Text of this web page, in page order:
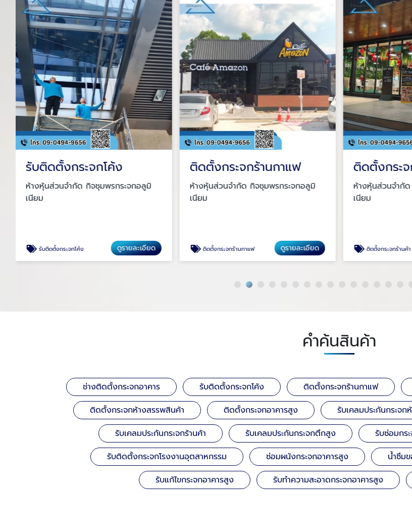
รับติดตั้งกระจกโค้ง
ห้างหุ้นส่วนจำกัด กิจชุมพรกระจกอลูมิ
เนียม
รับติดตั้งกระจกโค้ง ดูรายละเอียด
ติดตั้งกระจกร้านกาแฟ
ห้างหุ้นส่วนจำกัด กิจชุมพรกระจกอลูมิ
เนียม
ติดตั้งกระจกร้านกาแฟ ดูรายละเอียด
ติดตั้งกระจ
ห้างหุ้นส่วนจำกั
เนียม
ติดตั้งกระจกร้านค้า
คำค้นสินค้า
ช่างติดตั้งกระจกอาคาร รับติดตั้งกระจกโค้ง ติดตั้งกระจกร้านกาแฟ
ติดตั้งกระจกห้างสรรพสินค้า
ติดตั้งกระจกอาคารสูง รับเคลมประกันกระจก
รับเคลมประกันกระจกร้านค้า
รับเคลมประกันกระจกตึกสูง รับซ่อมกร
รับติดตั้งกระจกโรงงานอุตสาหกรรม
ซ่อมผนังกระจกอาคารสูง น้ำซึม
รับแก้ไขกระจกอาคารสูง
รับทำความสะอาดกระจกอาคารสูง